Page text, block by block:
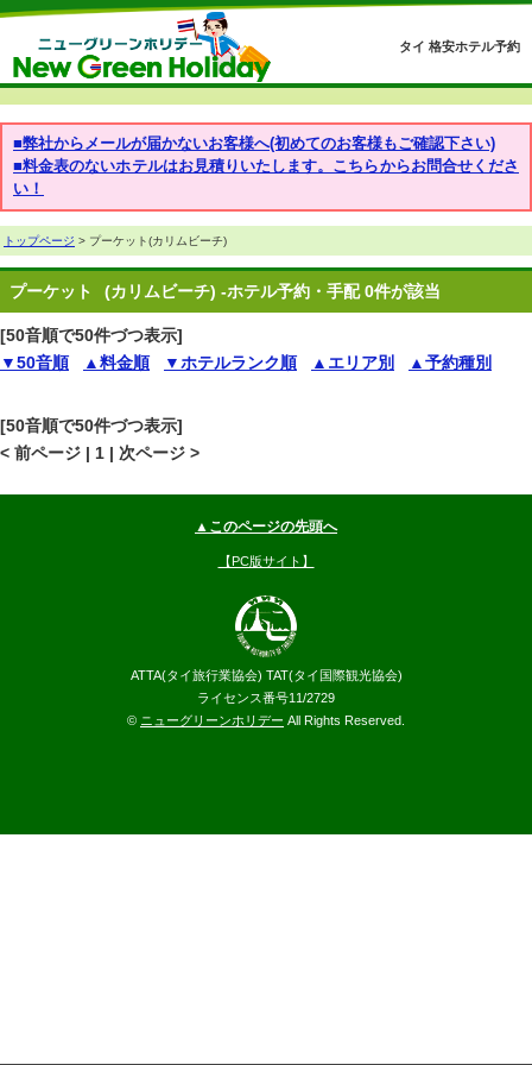
タイ 格安ホテル予約
■弊社からメールが届かないお客様へ(初めてのお客様もご確認下さい)
■料金表のないホテルはお見積りいたします。こちらからお問合せくださ
い！
トップページ > プーケット(カリムビーチ)
プーケット (カリムビーチ) -ホテル予約・手配 0件が該当
[50音順で50件づつ表示]
▼50音順
▲料金順 ▼ホテルランク順 ▲エリア別 ▲予約種別
[50音順で50件づつ表示]
< 前ページ | 1 | 次ページ >
▲このページの先頭へ
【PC版サイト】
ATTA(タイ旅行業協会) TAT(タイ国際観光協会)
ライセンス番号11/2729
© ニューグリーンホリデー All Rights Reserved.